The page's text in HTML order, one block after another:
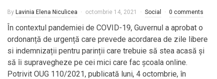
By Lavinia Elena Niculicea octombrie 14, 2021 Social 0 comments
În contextul pandemiei de COVID-19, Guvernul a aprobat o
ordonanță de urgență care prevede acordarea de zile libere
si indemnizații pentru parinții care trebuie să stea acasă și
să îi supravegheze pe cei mici care fac școala online.
Potrivit OUG 110/2021, publicată luni, 4 octombrie, în